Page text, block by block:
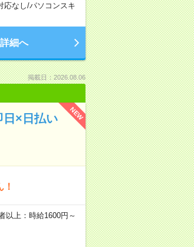
応なし/パソコンスキ
詳細へ
掲載日：2026.08.06
NEW
日×日払い
以上：時給1600円～